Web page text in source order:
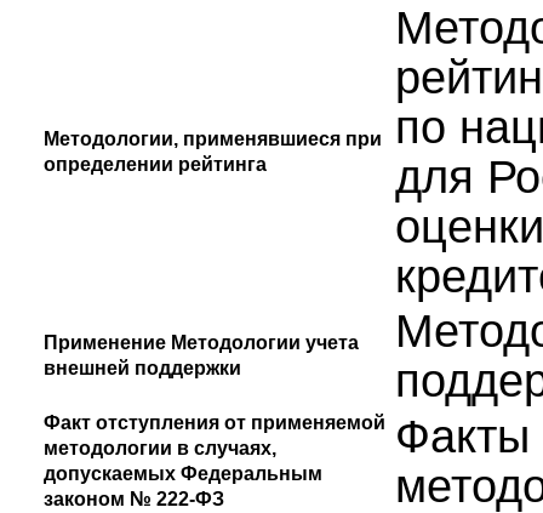
Методологии, применявшиеся при
определении рейтинга
по
для
Применение Методологии учета
внешней поддержки
Факт отступления от применяемой
методологии в случаях,
допускаемых Федеральным
законом № 222-ФЗ
Факты